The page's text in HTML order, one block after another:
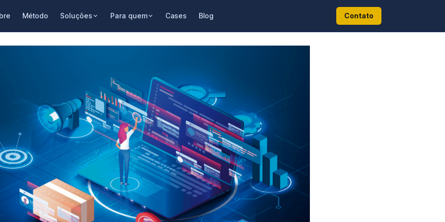
Método Soluções Para quem Cases Blog Contato